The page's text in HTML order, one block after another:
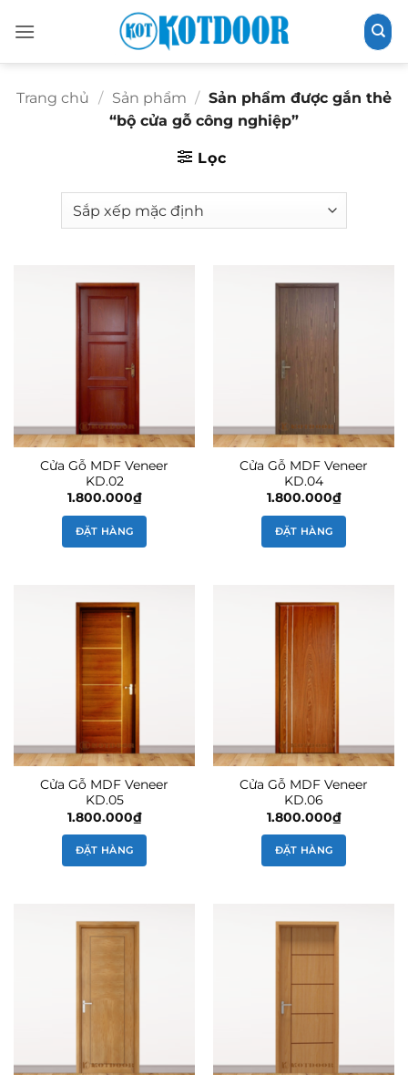
qua
Trang chủ / Sản phẩm / Sản phẩm được gắn thẻ
“bộ cửa gỗ công nghiệp”
Lọc
Cửa Gỗ MDF Veneer
KD.02
1.800.000₫
ĐẶT HÀNG
Cửa Gỗ MDF Veneer
KD.04
1.800.000₫
ĐẶT HÀNG
Cửa Gỗ MDF Veneer
KD.05
1.800.000₫
ĐẶT HÀNG
Cửa Gỗ MDF Veneer
KD.06
1.800.000₫
ĐẶT HÀNG